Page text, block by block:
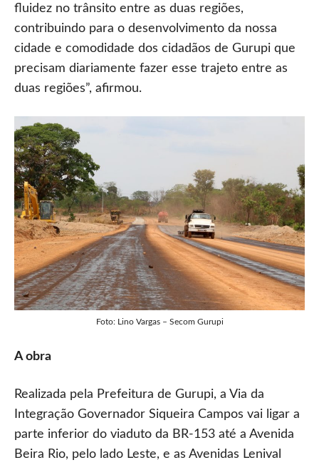
fluidez no trânsito entre as duas regiões,
contribuindo para o desenvolvimento da nossa
cidade e comodidade dos cidadãos de Gurupi que
precisam diariamente fazer esse trajeto entre as
duas regiões”, afirmou.
Foto: Lino Vargas – Secom Gurupi
A obra
Realizada pela Prefeitura de Gurupi, a Via da
Integração Governador Siqueira Campos vai ligar a
parte inferior do viaduto da BR-153 até a Avenida
Beira Rio, pelo lado Leste, e as Avenidas Lenival